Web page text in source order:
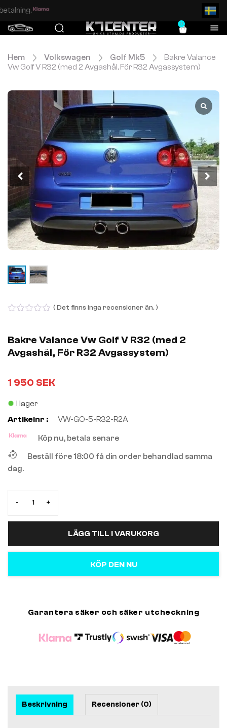
Enkel och säker betalning.
0
Hem Volkswagen Golf Mk5
Bakre Valance
Vw Golf V R32 (med 2 Avgashål, För R32 Avgassystem)
of
5
( Det finns inga recensioner än. )
Bakre Valance Vw Golf V R32 (med 2
Avgashål, För R32 Avgassystem)
1 950 SEK
I lager
Artikelnr :
VW-GO-5-R32-R2A
Köp nu, betala senare
Beställ före 18:00 få din order behandlad samma
dag.
- +
LÄGG TILL I VARUKORG
KÖP DEN NU
Garantera säker och säker utcheckning
Beskrivning Recensioner (0)